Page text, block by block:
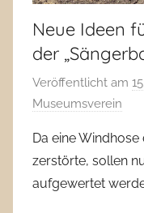
Neue Ideen
der
Veröffentlicht am
Museumsverein
Da eine
zerstörte, sollen
aufgewertet